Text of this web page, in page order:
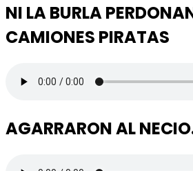
NI LA BURLA
CAMIONES PIRATAS
AGARRARON AL